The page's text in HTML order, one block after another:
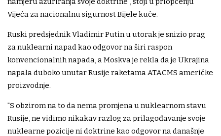
Vijeća za nacionalnu sigurnost Bijele kuće.
Ruski predsjednik Vladimir Putin u utorak je snizio prag
za nuklearni napad kao odgovor na širi raspon
konvencionalnih napada, a Moskva je rekla da je Ukrajina
napala duboko unutar Rusije raketama ATACMS američke
proizvodnje.
"S obzirom na to da nema promjena u nuklearnom stavu
Rusije, ne vidimo nikakav razlog za prilagođavanje svoje
nuklearne pozicije ni doktrine kao odgovor na današnje